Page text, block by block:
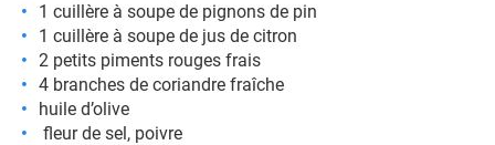
1 cuillère à soupe de pignons de pin
1 cuillère à soupe de jus de citron
2 petits piments rouges frais
4 branches de coriandre fraîche
huile d’olive
fleur de sel, poivre